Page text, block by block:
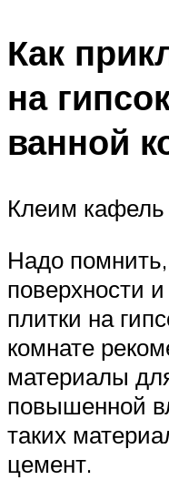
Как
на
ванной
Клеим кафель
Надо помнить,
поверхности
плитки на
комнате
материалы
повышенной
таких
цемент.